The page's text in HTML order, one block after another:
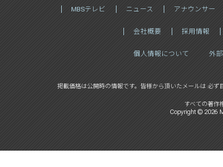
MBSテレビ ニュース アナウンサー
会社概要 採用情報
個人情報について 外
掲載価格は公開時の情報です。皆様から頂いたメールは 必ず
すべての著作
Copyright © 2026